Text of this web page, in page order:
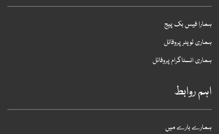
فیس بک پیج
ٹویٹر پروفائل
انسٹاگرام پروفائل
روابط
بارے میں